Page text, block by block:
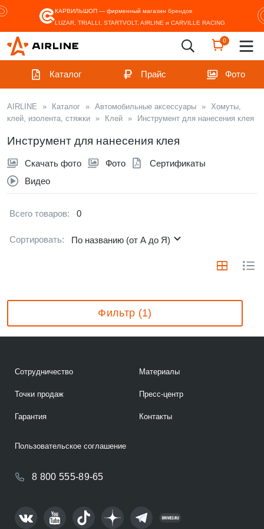
КАРВИЛЬШОП — фирменный магазин брендов
LUZAR, TRIALLI, STARTVOLT, AIRLINE и CARVILLE RACING
0
Каталог Прайс Фото
AIRLINE » Каталог » Автомобильные аксессуары » Хомуты,
клей, изолента, стяжки » Клей » Инструмент для нанесения клея
Инструмент для нанесения клея
Скачать фото Фото
Сертификаты
Видео
Всего товаров: 0
Сортировать: По названию (от А до Я)
Фильтр (1)
Сотрудничество
Точки продаж
Гарантия
Материалы
Пресс-центр
Контакты
8 800 555-89-65
Пользовательское соглашение